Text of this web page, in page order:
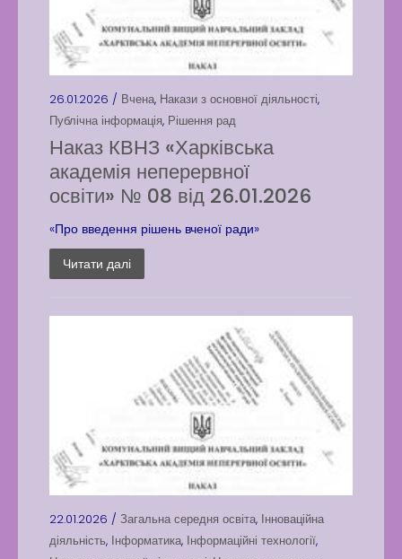
26.01.2026 / Вчена, Накази з основної діяльності,
Публічна інформація, Рішення рад
Наказ КВНЗ «Харківська
академія неперервної
освіти» № 08 від 26.01.2026
«Про введення рішень вченої ради»
Читати далі
22.01.2026 / Загальна середня освіта, Інноваційна
діяльність, Інформатика, Інформаційні технології,